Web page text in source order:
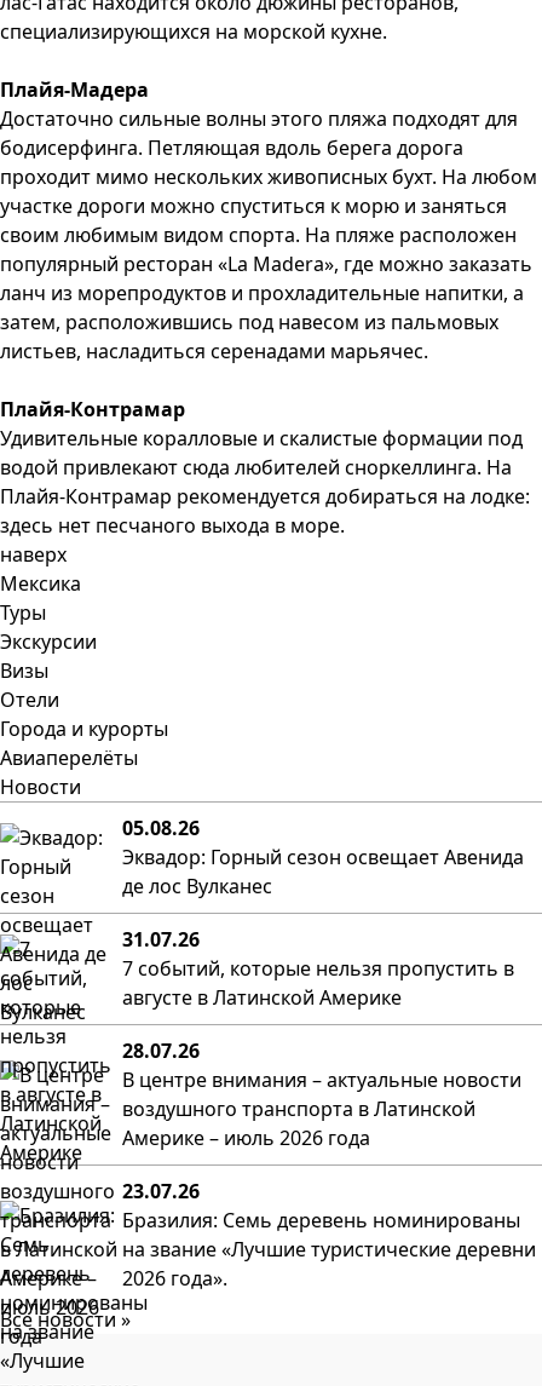
специализирующихся на морской кухне.
Плайя-Мадера
Достаточно сильные волны этого пляжа подходят для
бодисерфинга. Петляющая вдоль берега дорога
проходит мимо нескольких живописных бухт. На любом
участке дороги можно спуститься к морю и заняться
своим любимым видом спорта. На пляже расположен
популярный ресторан «La Madera», где можно заказать
ланч из морепродуктов и прохладительные напитки, а
затем, расположившись под навесом из пальмовых
листьев, насладиться серенадами марьячес.
Плайя-Контрамар
Удивительные коралловые и скалистые формации под
водой привлекают сюда любителей сноркеллинга. На
Плайя-Контрамар рекомендуется добираться на лодке:
здесь нет песчаного выхода в море.
наверх
Мексика
Туры
Экскурсии
Визы
Отели
Города и курорты
Авиаперелёты
Новости
05.08.26
Эквадор: Горный сезон освещает Авенида
де лос Вулканес
31.07.26
7 событий, которые нельзя пропустить в
августе в Латинской Америке
28.07.26
В центре внимания – актуальные новости
воздушного транспорта в Латинской
Америке – июль 2026 года
23.07.26
Бразилия: Семь деревень номинированы
на звание «Лучшие туристические деревни
2026 года».
Все новости »